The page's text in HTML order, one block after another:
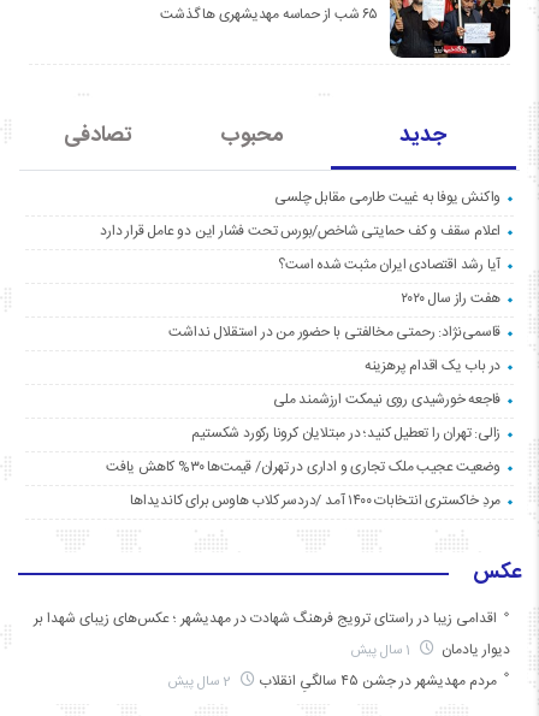
۶۵ شب از حماسه مهدیشهری ها گذشت
جدید محبوب تصادفی
واکنش یوفا به غیبت طارمی مقابل چلسی
اعلام سقف و کف حمایتی شاخص/بورس تحت فشار این دو عامل قرار دارد
آیا رشد اقتصادی ایران مثبت شده است؟
هفت راز سال ۲۰۲۰
قاسمی‌نژاد: رحمتی مخالفتی با حضور من در استقلال نداشت
در باب یک اقدام پرهزینه
فاجعه خورشیدی روی نیمکت ارزشمند ملی
زالی: تهران را تعطیل کنید؛ در مبتلایان کرونا رکورد شکستیم
وضعیت عجیب ملک تجاری و اداری در تهران/ قیمت‌ها ۳۰% کاهش یافت
مردِ خاکستری انتخابات ۱۴۰۰ آمد /دردسر کلاب هاوس برای کاندیداها
عکس
اقدامی زیبا در راستای ترویج فرهنگ شهادت در مهدیشهر ؛ عکس‌های زیبای شهدا بر
دیوار یادمان
مردم مهدیشهر در جشن ۴۵ سالگیِ انقلاب